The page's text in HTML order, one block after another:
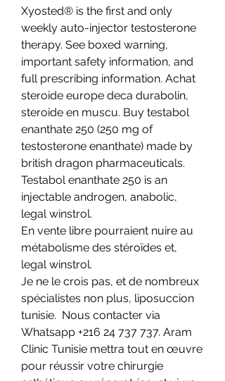
Xyosted® is the first and only
weekly auto-injector testosterone
therapy. See boxed warning,
important safety information, and
full prescribing information. Achat
steroide europe deca durabolin,
steroide en muscu. Buy testabol
enanthate 250 (250 mg of
testosterone enanthate) made by
british dragon pharmaceuticals.
Testabol enanthate 250 is an
injectable androgen, anabolic,
legal winstrol.
En vente libre pourraient nuire au
métabolisme des stéroïdes et,
legal winstrol.
Je ne le crois pas, et de nombreux
spécialistes non plus, liposuccion
tunisie.  Nous contacter via
Whatsapp +216 24 737 737. Aram
Clinic Tunisie mettra tout en œuvre
pour réussir votre chirurgie